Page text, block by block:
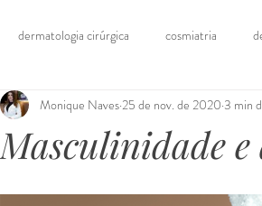
dermatologia cirúrgica cosmiatria
Masculinidade e
Monique Naves 25 de nov. de 2020 3 min